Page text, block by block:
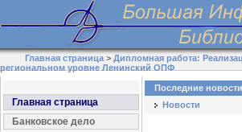
Главная страница >Дипломная работа:
региональном уровне Ленинский ОПФ
Главная страница
Банковское дело
Последние новости
Новости